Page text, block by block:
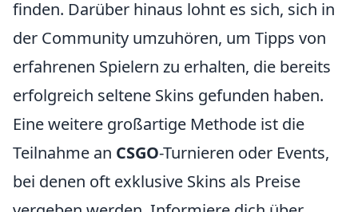
finden. Darüber hinaus lohnt es sich, sich in
der Community umzuhören, um Tipps von
erfahrenen Spielern zu erhalten, die bereits
erfolgreich seltene Skins gefunden haben.
Eine weitere großartige Methode ist die
Teilnahme an CSGO-Turnieren oder Events,
bei denen oft exklusive Skins als Preise